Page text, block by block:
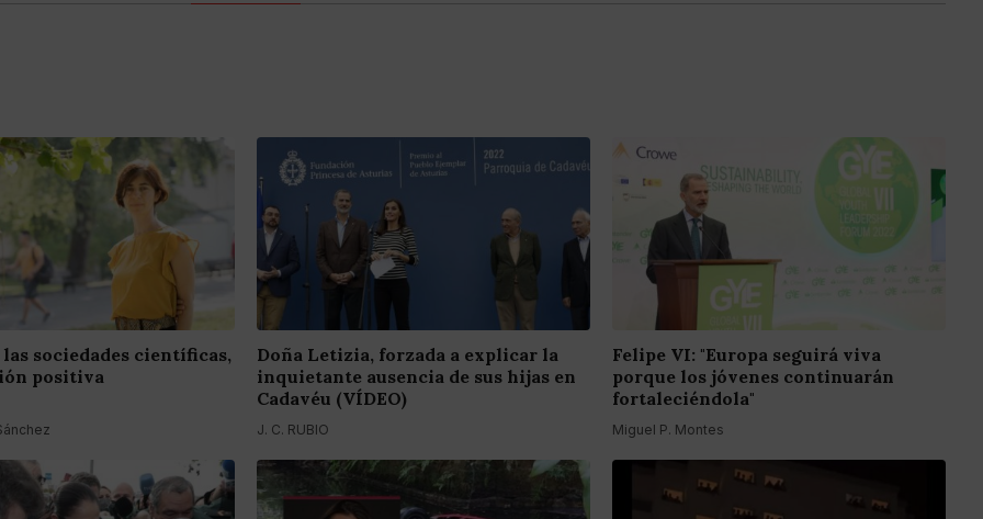
sociedades científicas,
positiva
Doña Letizia, forzada a explicar la
inquietante ausencia de sus hijas en
Cadavéu (VÍDEO)
J. C. RUBIO
Felipe VI: "Europa seguirá viva
porque los jóvenes continuarán
fortaleciéndola"
Miguel P. Montes